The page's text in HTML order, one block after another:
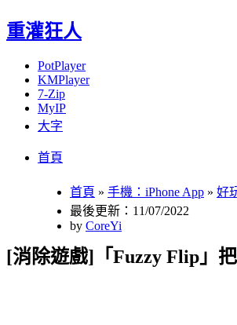
重灌狂人
PotPlayer
KMPlayer
7-Zip
MyIP
大字
首頁
首頁 » 手機：iPhone App » 好
最後更新：11/07/2022
by CoreYi
[消除遊戲]「Fuzzy Flip」